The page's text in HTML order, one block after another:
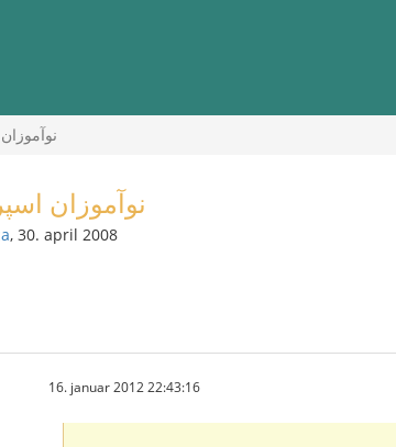
نوآموزان
, 30. april 2008
16. januar 2012 22:43:16